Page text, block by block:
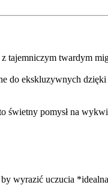
twardym
do ekskluzywnych
pomysł na
wyrazić uczucia